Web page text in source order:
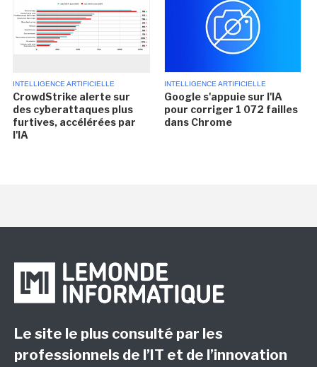
INTELLIGENCE ARTIFICIELLE
CrowdStrike alerte sur
des cyberattaques plus
furtives, accélérées par
l'IA
INTELLIGENCE ARTIFICIELLE
Google s'appuie sur l'IA
pour corriger 1 072 failles
dans Chrome
Le site le plus consulté par les
professionnels de l’IT et de l’innovation